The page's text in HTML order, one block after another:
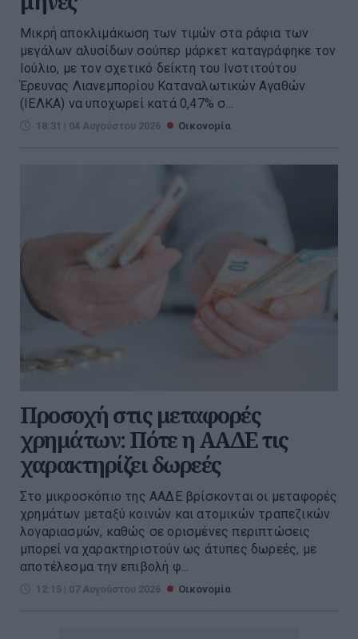
Μικρή αποκλιμάκωση των τιμών στα ράφια των
μεγάλων αλυσίδων σούπερ μάρκετ καταγράφηκε τον
Ιούλιο, με τον σχετικό δείκτη του Ινστιτούτου
Έρευνας Λιανεμπορίου Καταναλωτικών Αγαθών
(ΙΕΛΚΑ) να υποχωρεί κατά 0,47% σ...
18:31 | 04 Αυγούστου 2026 Οικονομία
Προσοχή στις μεταφορές
χρημάτων: Πότε η ΑΑΔΕ τις
χαρακτηρίζει δωρεές
Στο μικροσκόπιο της ΑΑΔΕ βρίσκονται οι μεταφορές
χρημάτων μεταξύ κοινών και ατομικών τραπεζικών
λογαριασμών, καθώς σε ορισμένες περιπτώσεις
μπορεί να χαρακτηριστούν ως άτυπες δωρεές, με
αποτέλεσμα την επιβολή φ...
12:15 | 07 Αυγούστου 2026 Οικονομία